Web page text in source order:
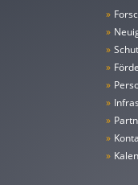
»
»
»
»
»
»
»
»
»